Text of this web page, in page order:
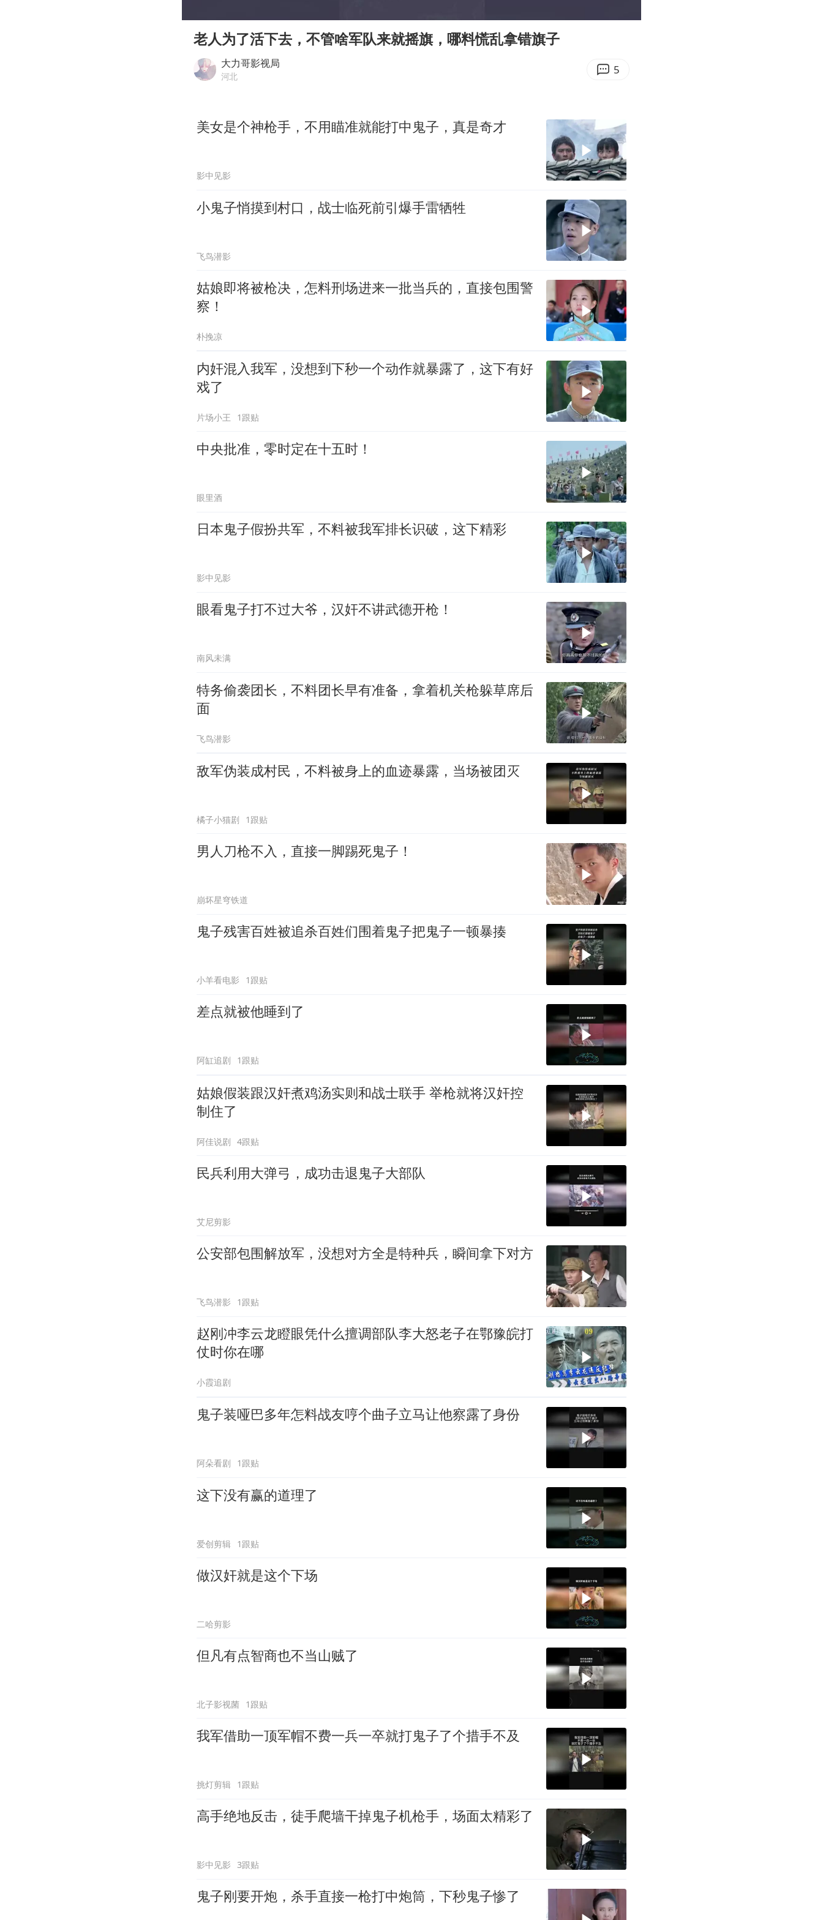
房主任回应争议
把党建设得更加坚强有力
哪吒汽车南宁工厂设备降价20%拍卖
老人为了活下去，不管啥军队来就摇旗，哪料慌乱拿错旗子
大力哥影视局
河北 5
美女是个神枪手，不用瞄准就能打中鬼子，真是奇才
影中见影
小鬼子悄摸到村口，战士临死前引爆手雷牺牲
飞鸟潜影
姑娘即将被枪决，怎料刑场进来一批当兵的，直接包围警
察！
朴挽凉
内奸混入我军，没想到下秒一个动作就暴露了，这下有好
戏了
片场小王 1跟贴
中央批准，零时定在十五时！
眼里酒
日本鬼子假扮共军，不料被我军排长识破，这下精彩
影中见影
眼看鬼子打不过大爷，汉奸不讲武德开枪！
南风未满
特务偷袭团长，不料团长早有准备，拿着机关枪躲草席后
面
飞鸟潜影
敌军伪装成村民，不料被身上的血迹暴露，当场被团灭
橘子小猫剧 1跟贴
男人刀枪不入，直接一脚踢死鬼子！
崩坏星穹铁道
鬼子残害百姓被追杀百姓们围着鬼子把鬼子一顿暴揍
小羊看电影 1跟贴
差点就被他睡到了
阿缸追剧 1跟贴
姑娘假装跟汉奸煮鸡汤实则和战士联手 举枪就将汉奸控
制住了
阿佳说剧 4跟贴
民兵利用大弹弓，成功击退鬼子大部队
艾尼剪影
公安部包围解放军，没想对方全是特种兵，瞬间拿下对方
飞鸟潜影 1跟贴
赵刚冲李云龙瞪眼凭什么擅调部队李大怒老子在鄂豫皖打
仗时你在哪
小霞追剧
鬼子装哑巴多年怎料战友哼个曲子立马让他察露了身份
阿朵看剧 1跟贴
这下没有赢的道理了
爱创剪辑 1跟贴
做汉奸就是这个下场
二哈剪影
但凡有点智商也不当山贼了
北子影视菌 1跟贴
我军借助一顶军帽不费一兵一卒就打鬼子了个措手不及
挑灯剪辑 1跟贴
高手绝地反击，徒手爬墙干掉鬼子机枪手，场面太精彩了
影中见影 3跟贴
鬼子刚要开炮，杀手直接一枪打中炮筒，下秒鬼子惨了